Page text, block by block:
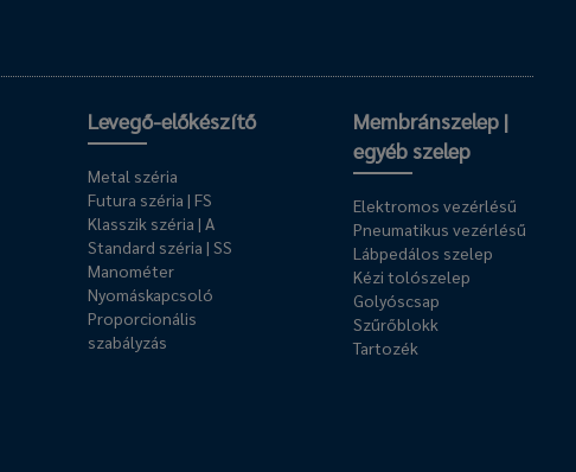
Levegő-előkészítő
Metal széria
Futura széria | FS
Klasszik széria | A
Standard széria | SS
Manométer
Nyomáskapcsoló
Proporcionális
szabályzás
Membránszelep |
egyéb szelep
Elektromos vezérlésű
Pneumatikus vezérlésű
Lábpedálos szelep
Kézi tolószelep
Golyóscsap
Szűrőblokk
Tartozék